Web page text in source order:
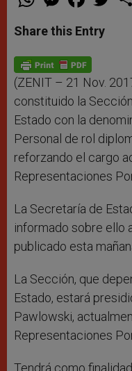
t
s
p
p
e
s
e
g
e
a
e
b
o
k
w
Share this Entry
(ZENIT – 21 Nov.
constituido la
Estado con la
Personal de rol
reforzando el cargo
Representaciones
La Secretaría de
informado sobre ello
publicado esta
La Sección, que
Estado, estará
Pawlowski,
Representaciones
Tendrá como